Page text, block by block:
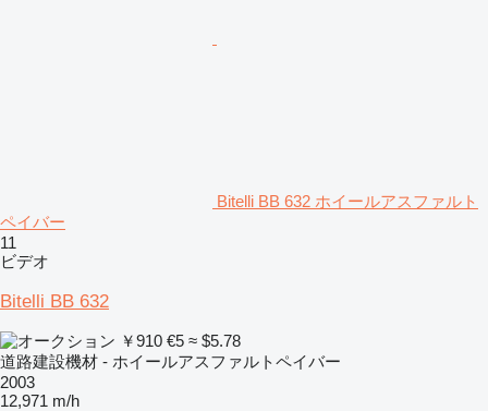
Bitelli BB 632 ホイールアスファルト
ペイバー
11
ビデオ
Bitelli BB 632
￥910 €5 ≈ $5.78
道路建設機材 - ホイールアスファルトペイバー
2003
12,971 m/h